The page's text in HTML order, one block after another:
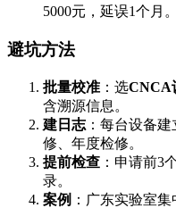
5000元，延误1个月。
避坑方法
批量校准 ：选CNCA
含溯源信息。
建日志 ：每台设备
修、年度检修。
提前检查 ：申请前3
录。
案例 ：广东实验室